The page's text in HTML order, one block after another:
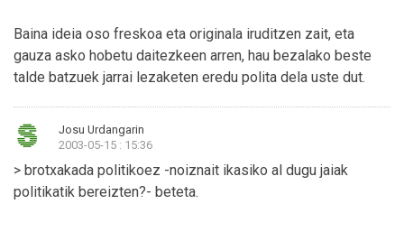
Baina ideia oso freskoa eta originala iruditzen zait, eta
gauza asko hobetu daitezkeen arren, hau bezalako beste
talde batzuek jarrai lezaketen eredu polita dela uste dut.
Josu Urdangarin
2003-05-15 : 15:36
> brotxakada politikoez -noiznait ikasiko al dugu jaiak
politikatik bereizten?- beteta.